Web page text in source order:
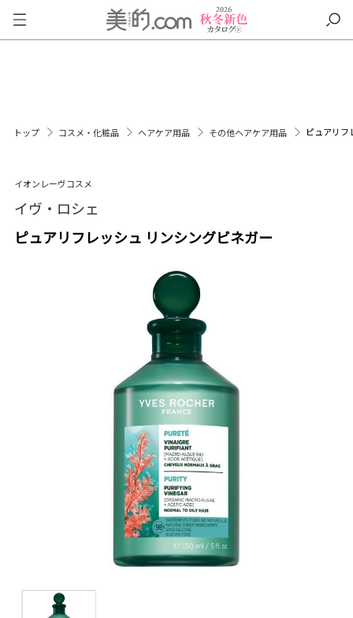
トップ コスメ・化粧品 ヘアケア用品 その他ヘアケア用品 ピュアリフ
イオンレーヴコスメ
イヴ・ロシェ
ピュアリフレッシュ リンシングビネガー